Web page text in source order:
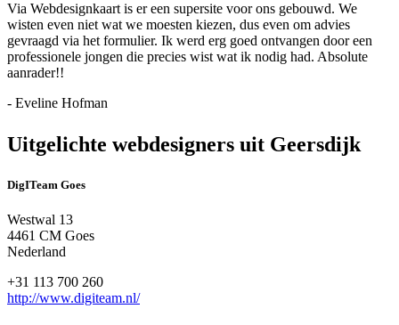
Via Webdesignkaart is er een supersite voor ons gebouwd. We
wisten even niet wat we moesten kiezen, dus even om advies
gevraagd via het formulier. Ik werd erg goed ontvangen door een
professionele jongen die precies wist wat ik nodig had. Absolute
aanrader!!
- Eveline Hofman
Uitgelichte webdesigners uit Geersdijk
DigITeam Goes
Westwal 13
4461 CM Goes
Nederland
+31 113 700 260
http://www.digiteam.nl/